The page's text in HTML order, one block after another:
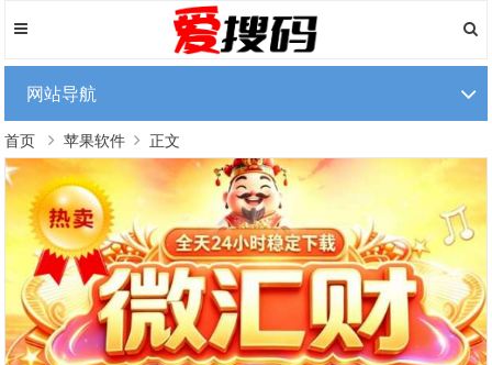
网站导航
首页 苹果软件 正文